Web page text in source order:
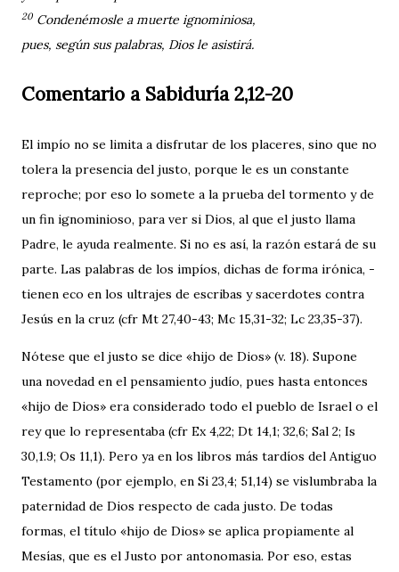
20 Condenémosle a muerte ignominiosa,
pues, según sus palabras, Dios le asistirá.
Comentario a Sabiduría 2,12-20
El impío no se limita a disfrutar de los placeres, sino que no
tolera la presencia del justo, porque le es un constante
reproche; por eso lo somete a la prueba del tormento y de
un fin ignominioso, para ver si Dios, al que el justo llama
Padre, le ayuda realmente. Si no es así, la razón estará de su
parte. Las palabras de los impíos, dichas de forma irónica, ­
tienen eco en los ultrajes de escribas y sacerdotes contra
Jesús en la cruz (cfr Mt 27,40-43; Mc 15,31-32; Lc 23,35-37).
Nótese que el justo se dice «hijo de Dios» (v. 18). Supone
una novedad en el pensamiento judío, pues hasta entonces
«hijo de Dios» era considerado todo el pueblo de Israel o el
rey que lo representaba (cfr Ex 4,22; Dt 14,1; 32,6; Sal 2; Is
30,1.9; Os 11,1). Pero ya en los libros más tardíos del Antiguo
Testamento (por ejemplo, en Si 23,4; 51,14) se vislumbraba la
paternidad de Dios respecto de cada justo. De todas
formas, el título «hijo de Dios» se aplica propiamente al
Mesías, que es el Justo por antonomasia. Por eso, estas